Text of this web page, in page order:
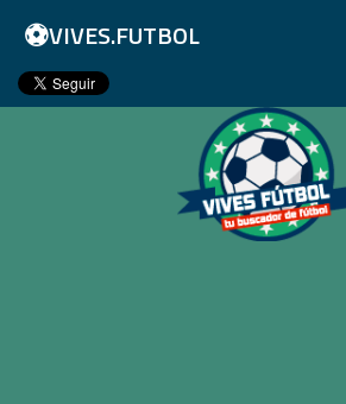
⚽VIVES.FUTBOL
Inicio